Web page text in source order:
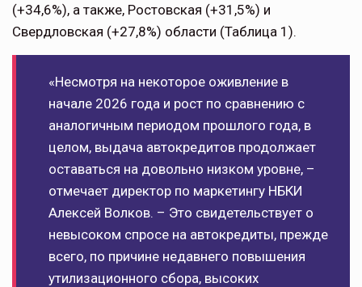
(+34,6%), а также, Ростовская (+31,5%) и
Свердловская (+27,8%) области (Таблица 1).
«Несмотря на некоторое оживление в
начале 2026 года и рост по сравнению с
аналогичным периодом прошлого года, в
целом, выдача автокредитов продолжает
оставаться на довольно низком уровне, –
отмечает директор по маркетингу НБКИ
Алексей Волков. – Это свидетельствует о
невысоком спросе на автокредиты, прежде
всего, по причине недавнего повышения
утилизационного сбора, высоких